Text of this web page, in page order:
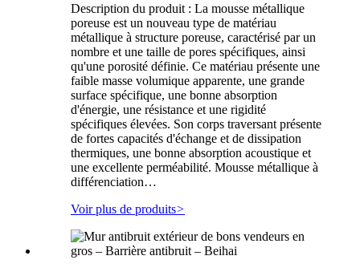
Description du produit : La mousse métallique
poreuse est un nouveau type de matériau
métallique à structure poreuse, caractérisé par un
nombre et une taille de pores spécifiques, ainsi
qu'une porosité définie. Ce matériau présente une
faible masse volumique apparente, une grande
surface spécifique, une bonne absorption
d'énergie, une résistance et une rigidité
spécifiques élevées. Son corps traversant présente
de fortes capacités d'échange et de dissipation
thermiques, une bonne absorption acoustique et
une excellente perméabilité. Mousse métallique à
différenciation…
Voir plus de produits>